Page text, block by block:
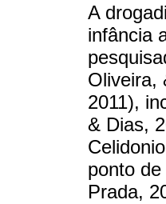
A
infância
Oliveira,
2011),
& Dias,
ponto
Prada,